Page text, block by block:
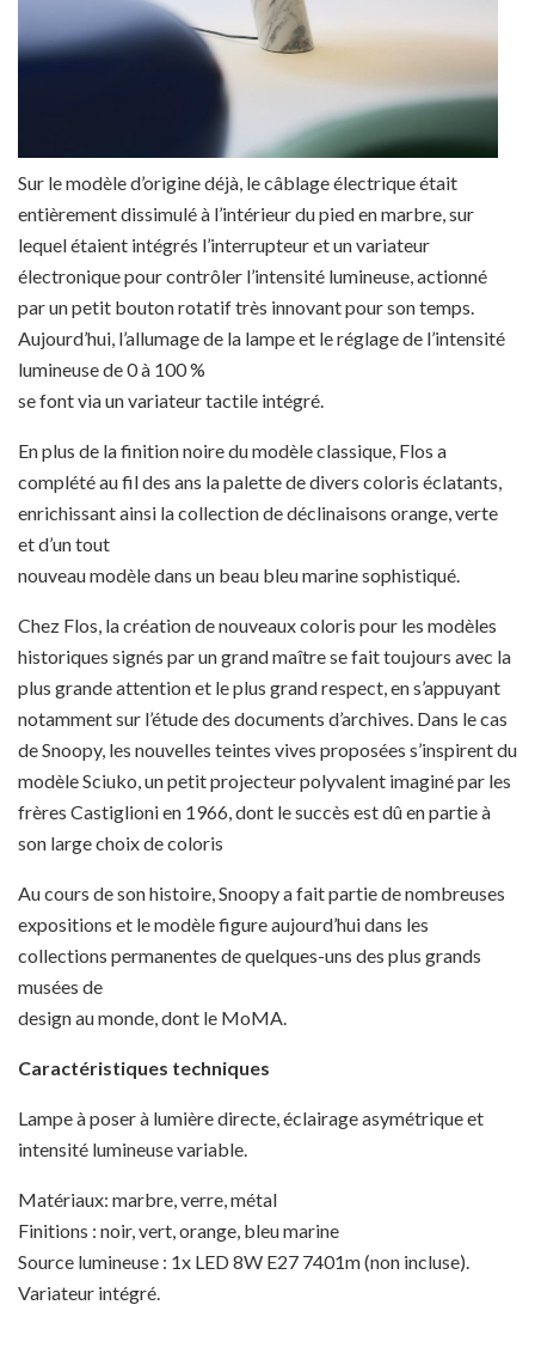
Sur le modèle d’origine déjà, le câblage électrique était
entièrement dissimulé à l’intérieur du pied en marbre, sur
lequel étaient intégrés l’interrupteur et un variateur
électronique pour contrôler l’intensité lumineuse, actionné
par un petit bouton rotatif très innovant pour son temps.
Aujourd’hui, l’allumage de la lampe et le réglage de l’intensité
lumineuse de 0 à 100 %
se font via un variateur tactile intégré.
En plus de la finition noire du modèle classique, Flos a
complété au fil des ans la palette de divers coloris éclatants,
enrichissant ainsi la collection de déclinaisons orange, verte
et d’un tout
nouveau modèle dans un beau bleu marine sophistiqué.
Chez Flos, la création de nouveaux coloris pour les modèles
historiques signés par un grand maître se fait toujours avec la
plus grande attention et le plus grand respect, en s’appuyant
notamment sur l’étude des documents d’archives. Dans le cas
de Snoopy, les nouvelles teintes vives proposées s’inspirent du
modèle Sciuko, un petit projecteur polyvalent imaginé par les
frères Castiglioni en 1966, dont le succès est dû en partie à
son large choix de coloris
Au cours de son histoire, Snoopy a fait partie de nombreuses
expositions et le modèle figure aujourd’hui dans les
collections permanentes de quelques-uns des plus grands
musées de
design au monde, dont le MoMA.
Caractéristiques techniques
Lampe à poser à lumière directe, éclairage asymétrique et
intensité lumineuse variable.
Matériaux: marbre, verre, métal
Finitions : noir, vert, orange, bleu marine
Source lumineuse : 1x LED 8W E27 7401m (non incluse).
Variateur intégré.